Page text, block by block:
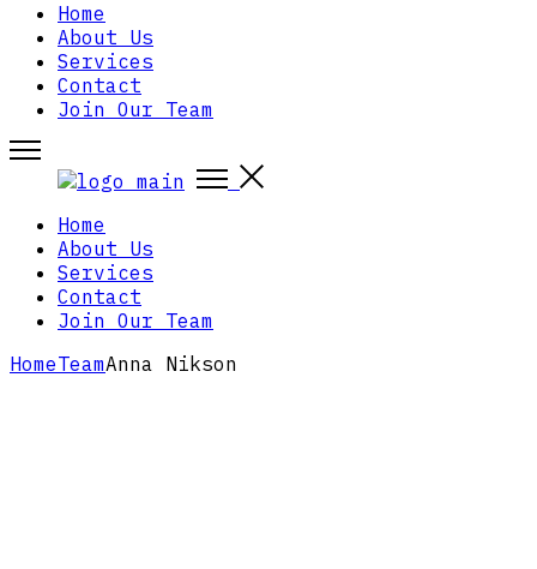
Home
About Us
Services
Contact
Join Our Team
Home
About Us
Services
Contact
Join Our Team
HomeTeamAnna Nikson